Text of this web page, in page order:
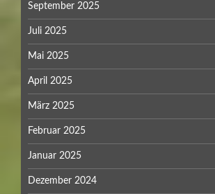
September 2025
Juli 2025
Mai 2025
April 2025
März 2025
Februar 2025
Januar 2025
Dezember 2024